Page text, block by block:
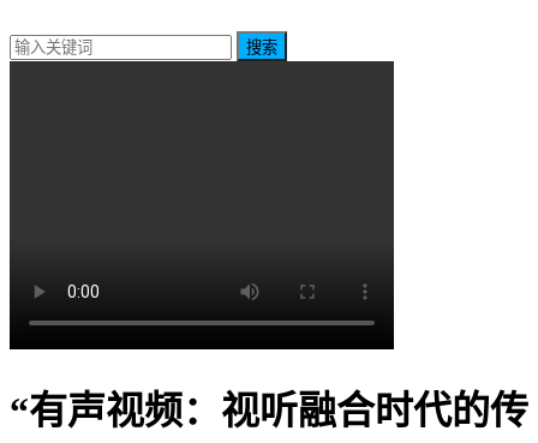
搜索
“有声视频：视听融合时代的传